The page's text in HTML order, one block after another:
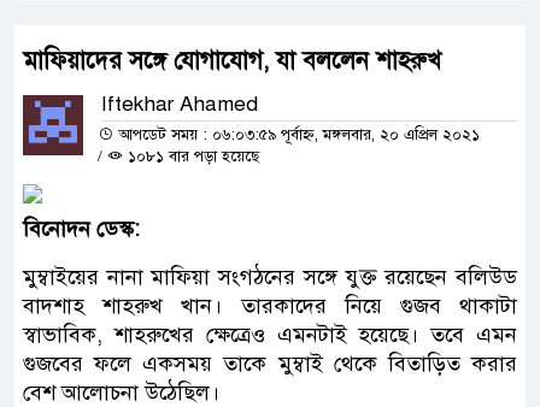
মাফিয়াদের সঙ্গে যোগাযোগ, যা বললেন শাহরুখ
Iftekhar Ahamed
আপডেট সময় : ০৬:০৩:৫৯ পূর্বাহ্ন, মঙ্গলবার, ২০ এপ্রিল ২০২১
/
১০৮১ বার পড়া হয়েছে
বিনোদন ডেস্ক:
মুম্বাইয়ের নানা মাফিয়া সংগঠনের সঙ্গে যুক্ত রয়েছেন বলিউড
বাদশাহ শাহরুখ খান। তারকাদের নিয়ে গুজব থাকাটা
স্বাভাবিক, শাহরুখের ক্ষেত্রেও এমনটাই হয়েছে। তবে এমন
গুজবের ফলে একসময় তাকে মুম্বাই থেকে বিতাড়িত করার
বেশ আলোচনা উঠেছিল।